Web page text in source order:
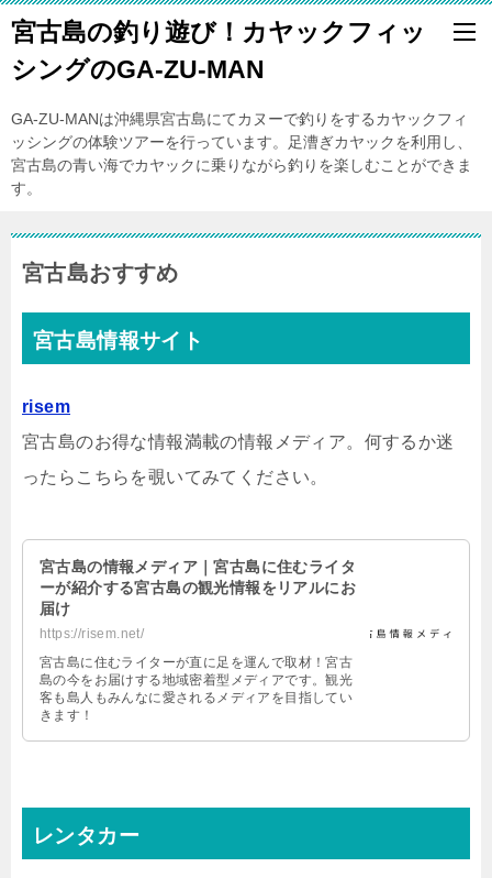
宮古島の釣り遊び！カヤックフィッ
シングのGA-ZU-MAN
GA-ZU-MANは沖縄県宮古島にてカヌーで釣りをするカヤックフィ
ッシングの体験ツアーを行っています。足漕ぎカヤックを利用し、
宮古島の青い海でカヤックに乗りながら釣りを楽しむことができま
す。
宮古島おすすめ
宮古島情報サイト
risem
宮古島のお得な情報満載の情報メディア。何するか迷
ったらこちらを覗いてみてください。
宮古島の情報メディア｜宮古島に住むライタ
ーが紹介する宮古島の観光情報をリアルにお
届け
https://risem.net/
宮古島に住むライターが直に足を運んで取材！宮古
島の今をお届けする地域密着型メディアです。観光
客も島人もみんなに愛されるメディアを目指してい
きます！
レンタカー